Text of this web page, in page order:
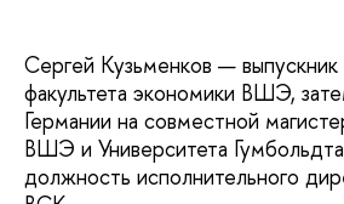
Сергей Кузьменков — выпускник
факультета экономики ВШЭ,
Германии на совместной
ВШЭ и Университета
должность исполнительного